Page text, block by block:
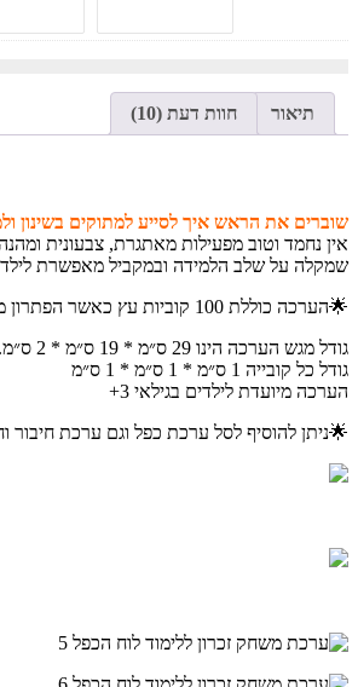
תיאור חוות דעת (10)
שוברים את הראש איך לסייע למתוקים בשינון
אין נחמד וטוב מפעילות מאתגרת, צבעונית
שמקלה על שלב הלמידה ובמקביל מאפשרת
🌟הערכה כוללת 100 קוביות עץ כאשר הפתרון מסתתר בצידה השני של הקובייה. הקוביות איכותיות ופינותיהן מלוטשות כדי שלא לפגוע בקטנטנים בזמן המשחק. ניתן לשלב באופן יצירתי משחקי חשיבה שונים.
גודל מגש הערכה הינו 29 ס״מ * 19 ס״מ * 2 ס״מ.
גודל כל קובייה 1 ס״מ * 1 ס״מ * 1 ס״מ
הערכה מיועדת לילדים בגילאי 3+
🌟ניתן להוסיף לסל ערכת כפל וגם ערכת חיבור